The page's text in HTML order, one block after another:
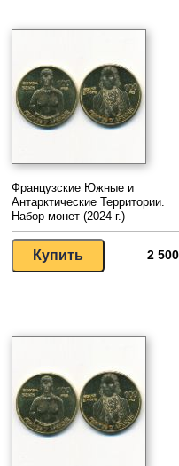
Французские Южные и
Антарктические Территории.
Набор монет (2024 г.)
2